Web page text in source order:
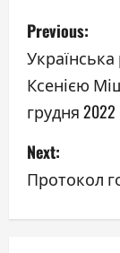
P
o
s
t
n
a
Previous:
Ксенією
грудня 2022
Next:
Протокол